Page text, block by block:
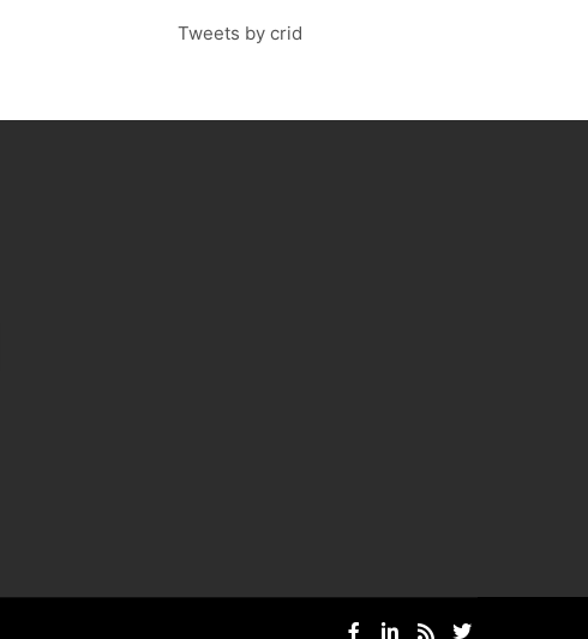
Tweets by crid